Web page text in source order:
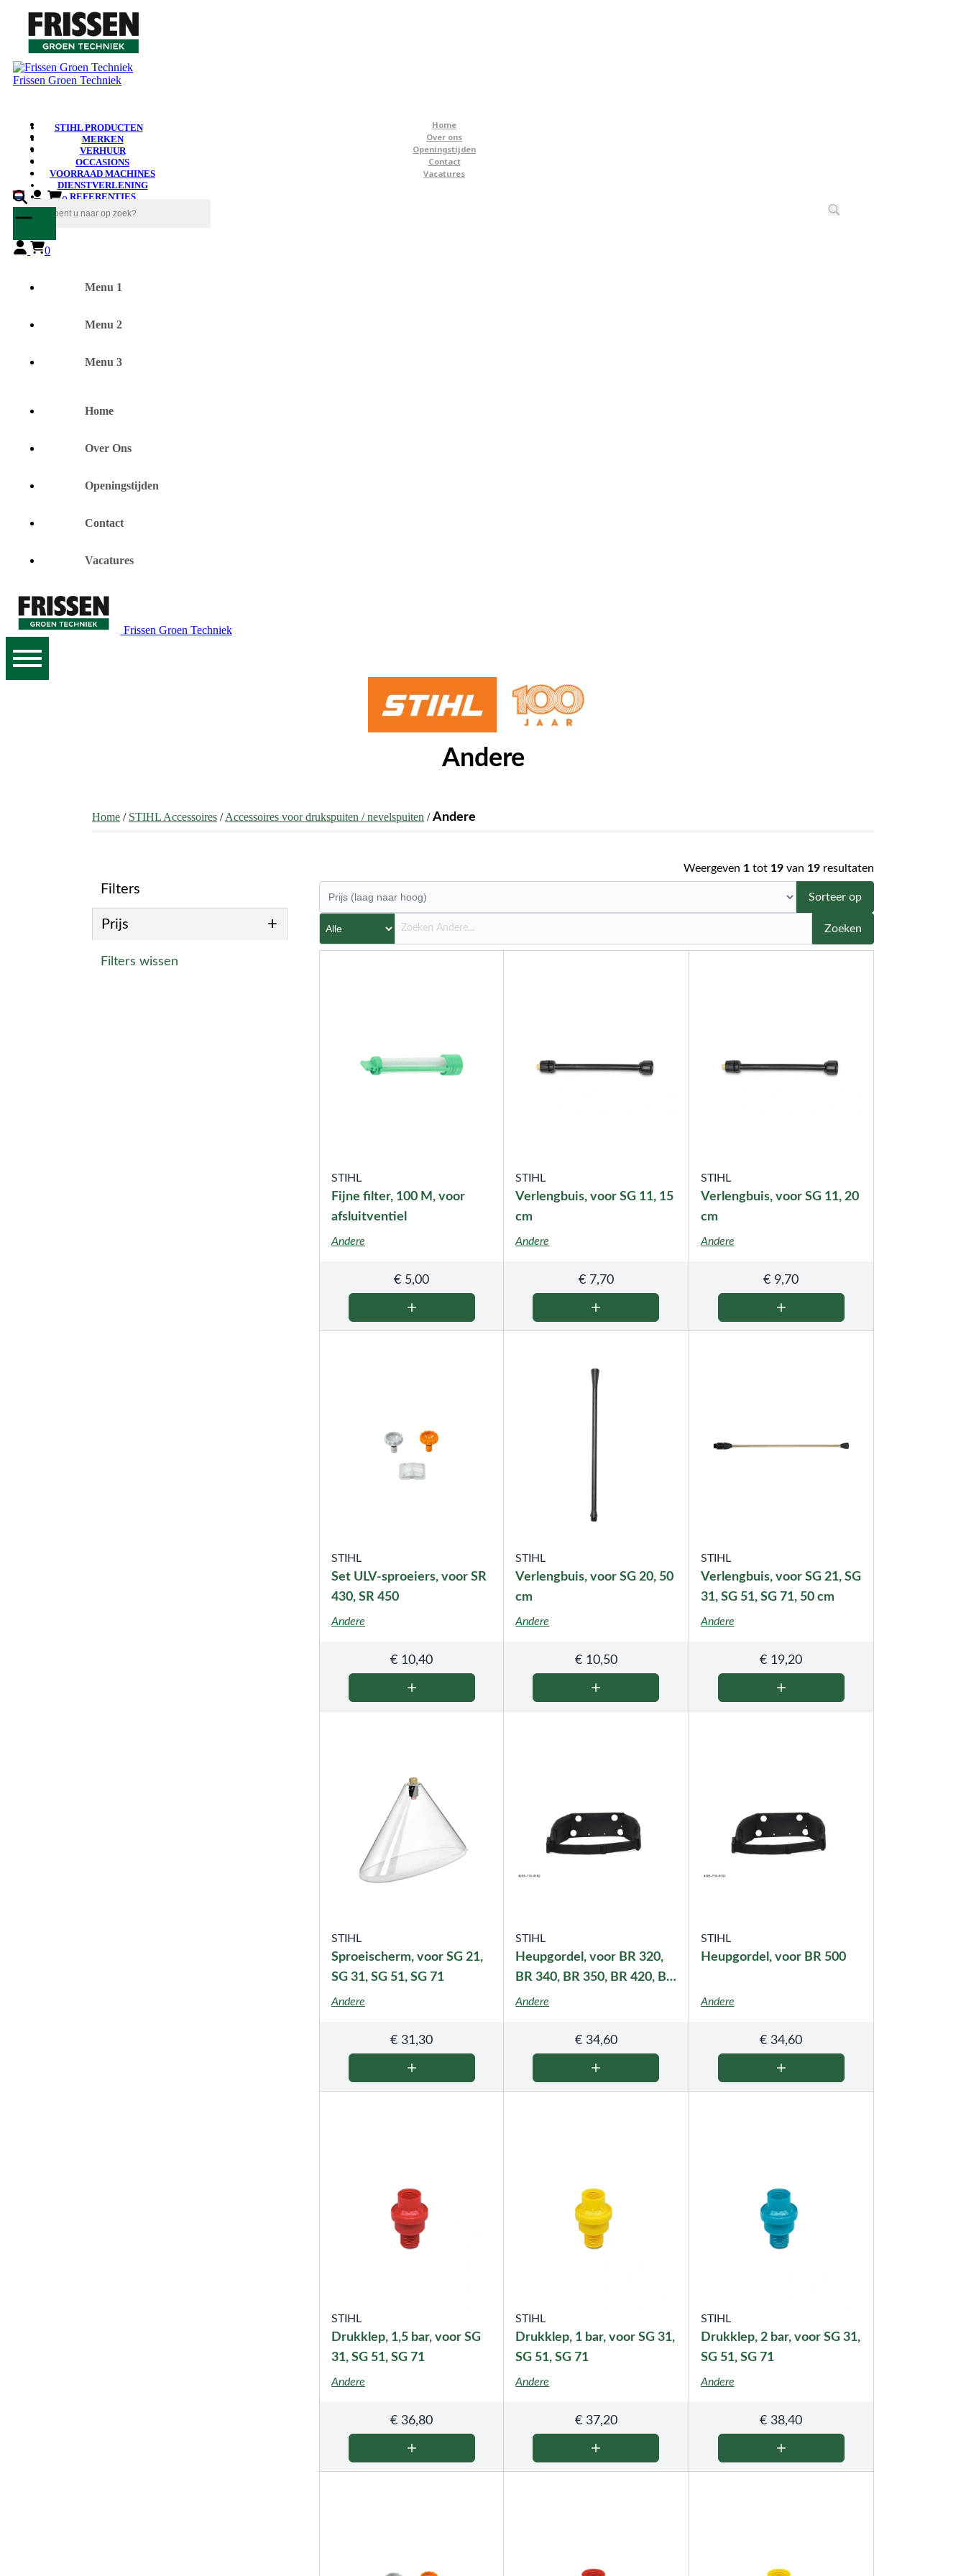
Frissen Groen Techniek
Home
Over ons
Openingstijden
Contact
Vacatures
STIHL PRODUCTEN
MERKEN
VERHUUR
OCCASIONS
VOORRAAD MACHINES
DIENSTVERLENING
REFERENTIES
0
0
Menu 1
Menu 2
Menu 3
Home
Over Ons
Openingstijden
Contact
Vacatures
Frissen Groen Techniek
Andere
Home / STIHL Accessoires /Accessoires voor drukspuiten / nevelspuiten /Andere
Filters
Prijs +
Filters wissen
Weergeven 1 tot 19 van 19 resultaten
Sorteer op
Zoeken
STIHL
Fijne filter, 100 M, voor
afsluitventiel
Andere
€ 5,00
STIHL
Verlengbuis, voor SG 11, 15
cm
Andere
€7,70
STIHL
Verlengbuis, voor SG 11, 20
cm
Andere
€ 9,70
STIHL
Set ULV-sproeiers, voor SR
430, SR 450
Andere
€ 10,40
STIHL
Verlengbuis, voor SG 20, 50
cm
Andere
€10,50
STIHL
Verlengbuis, voor SG 21, SG
31, SG 51, SG 71, 50 cm
Andere
€ 19,20
STIHL
Sproeischerm, voor SG 21,
SG 31, SG 51, SG 71
Andere
€ 31,30
STIHL
Heupgordel, voor BR 320,
BR 340, BR 350, BR 420, BR
430, BR 450, SR 200, SR
Andere
€34,60
STIHL
Heupgordel, voor BR 500
Andere
€ 34,60
STIHL
Drukklep, 1,5 bar, voor SG
31, SG 51, SG 71
Andere
€ 36,80
STIHL
Drukklep, 1 bar, voor SG 31,
SG 51, SG 71
Andere
€37,20
STIHL
Drukklep, 2 bar, voor SG 31,
SG 51, SG 71
Andere
€ 38,40